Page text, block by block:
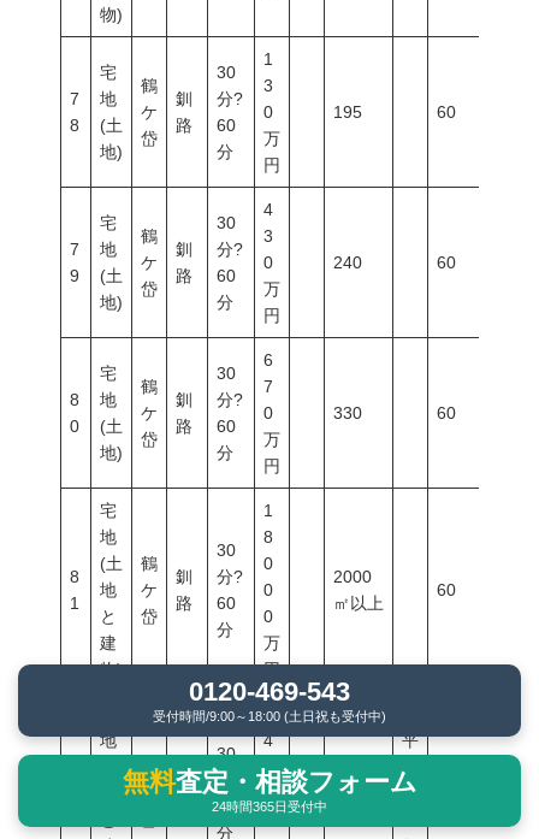
物)
7
8
宅
地
(土
地)
鶴
ケ
岱
釧
路
30
分?
60
分
1
3
0
万
円
195 60
7
9
宅
地
(土
地)
鶴
ケ
岱
釧
路
30
分?
60
分
4
3
0
万
円
240 60
8
0
宅
地
(土
地)
鶴
ケ
岱
釧
路
30
分?
60
分
6
7
0
万
円
330 60
8
1
宅
地
(土
地
と
建
物)
鶴
ケ
岱
釧
路
30
分?
60
分
1
8
0
0
0
万
円
2000
㎡以上
60
地
鶴
ケ
釧
30
分?
60
分
2
4
0
0
2000
平
成
1
0120-469-543
受付時間/9:00～18:00 (土日祝も受付中)
無料査定・相談フォーム
24時間365日受付中